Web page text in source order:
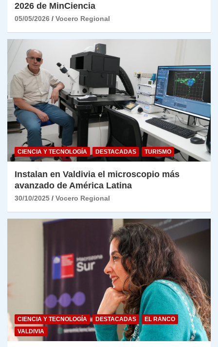
2026 de MinCiencia
05/05/2026 Vocero Regional
CIENCIA Y TECNOLOGÍA DESTACADAS TURISMO
Instalan en Valdivia el microscopio más
avanzado de América Latina
30/10/2025 Vocero Regional
CIENCIA Y TECNOLOGÍA DESTACADAS
EL RANCO
VALDIVIA